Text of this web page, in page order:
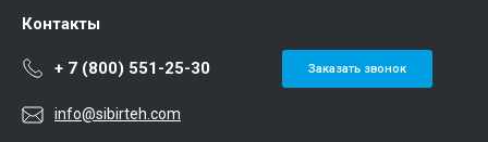
Контакты
+ 7 (800) 551-25-30 Заказать звонок
info@sibirteh.com